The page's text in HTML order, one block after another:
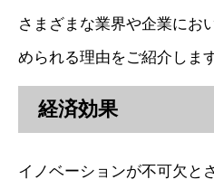
さまざまな業界や企業にお
められる理由をご紹介します
経済効果
イノベーションが不可欠と